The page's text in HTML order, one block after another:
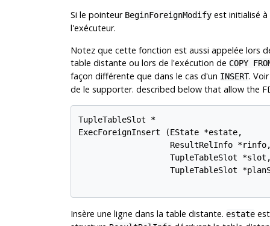
Si le pointeur BeginForeignModifyest initialisé à
l'exécuteur.
Notez que cette fonction est aussi appelée lors
table distante ou lors de l'exécution de COPY
façon différente que dans le cas d'un INSERT.
de le supporter. described below that allow the
TupleTableSlot *
ExecForeignInsert (EState *estate,
ResultRelInfo
TupleTableSlot
TupleTableSlot
Insère une ligne dans la table distante. estateest